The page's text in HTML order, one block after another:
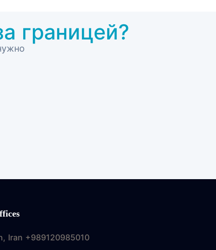
границей?
Iran +989120985010